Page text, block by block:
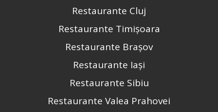
Restaurante Cluj
Restaurante Timișoara
Restaurante Brașov
Restaurante Iași
Restaurante Sibiu
Restaurante Valea Prahovei